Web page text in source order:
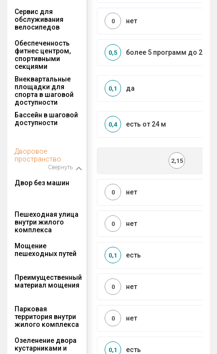
Сервис для
обслуживания
велосипедов
нет
0
Обеспеченность
фитнес центром,
спортивными
секциями
более 5 программ до 2 км
0,5
Внеквартальные
площадки для
спорта в шаговой
доступности
да
0,1
Бассейн в шаговой
доступности
есть от 24 м
0,4
Дворовое
пространство
Свернуть
2,15
Двор без машин
нет
0
Пешеходная улица
внутри жилого
комплекса
нет
0
Мощение
пешеходных путей
есть
0,1
Преимущественный
материал мощения
нет
0
Парковая
территория внутри
жилого комплекса
нет
0
Озеленение двора
кустарниками и
есть
0,1